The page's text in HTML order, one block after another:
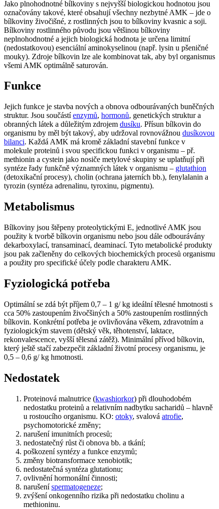
Jako plnohodnotné bílkoviny s nejvyšší biologickou hodnotou jsou
označovány takové, které obsahují všechny nezbytné AMK – jde o
bílkoviny živočišné, z rostlinných jsou to bílkoviny kvasnic a soji.
Bílkoviny rostlinného původu jsou většinou bílkoviny
neplnohodnotné a jejich biologická hodnota je určena limitní
(nedostatkovou) esenciální aminokyselinou (např. lysin u pšeničné
mouky). Zdroje bílkovin lze ale kombinovat tak, aby byl organismus
všemi AMK optimálně saturován.
Funkce
Jejich funkce je stavba nových a obnova odbourávaných buněčných
struktur. Jsou součástíenzymů, hormonů, genetických struktur a
obranných látek a důležitým zdrojem dusíku. Přísun bílkovin do
organismu by měl být takový, aby udržoval rovnovážnou dusíkovou
bilanci. Každá AMK má kromě základní stavební funkce v
molekule proteinů i svou specifickou funkci v organismu – př.
methionin a cystein jako nosiče metylové skupiny se uplatňují při
syntéze řady funkčně významných látek v organismu – glutathion
(detoxikační procesy), cholin (ochrana jaterních bb.), fenylalanin a
tyrozin (syntéza adrenalinu, tyroxinu, pigmentu).
Metabolismus
Bílkoviny jsou štěpeny proteolytickými E, jednotlivé AMK jsou
použity k tvorbě bílkovin organismu nebo jsou dále odbourávány
dekarboxylací, transaminací, deaminací. Tyto metabolické produkty
jsou pak začleněny do celkových biochemických procesů organismu
a použity pro specifické účely podle charakteru AMK.
Fyziologická potřeba
Optimální se zdá být příjem 0,7 – 1 g/ kg ideální tělesné hmotnosti s
cca 50% zastoupením živočšiných a 50% zastoupením rostlinných
bílkovin. Konkrétní potřeba je ovlivňována věkem, zdravotním a
fyziologickým stavem (dětský věk, těhotenství, laktace,
rekonvalescence, vyšší tělesná zátěž). Minimální přívod bílkovin,
který ještě stačí zabezpečit základní životní procesy organismu, je
0,5 – 0,6 g/ kg hmotnosti.
Nedostatek
Proteinová malnutrice (kwashiorkor) při dlouhodobém
nedostatku proteinů a relativním nadbytku sacharidů – hlavně
u rostoucího organismu. KO: otoky, svalová atrofie,
psychomotorické změny;
narušení imunitních procesů;
nedostatečný růst či obnova bb. a tkání;
poškození syntézy a funkce enzymů;
změny biotransformace xenobiotik;
nedostatečná syntéza glutationu;
ovlivnění hormonální činnosti;
narušeníspermatogeneze;
zvýšení onkogenního rizika při nedostatku cholinu a
methioninu.